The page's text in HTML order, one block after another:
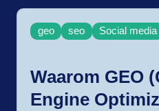
geo seo Social media
Waarom GEO
Engine